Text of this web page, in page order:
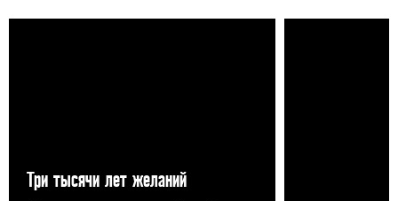
Три тысячи лет желаний